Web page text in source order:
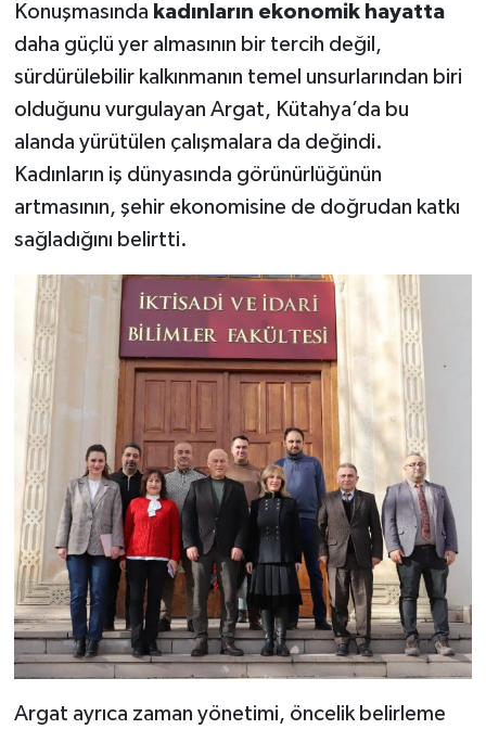
Konuşmasında kadınların ekonomik hayatta
daha güçlü yer almasının bir tercih değil,
sürdürülebilir kalkınmanın temel unsurlarından biri
olduğunu vurgulayan Argat, Kütahya’da bu
alanda yürütülen çalışmalara da değindi.
Kadınların iş dünyasında görünürlüğünün
artmasının, şehir ekonomisine de doğrudan katkı
sağladığını belirtti.
Argat ayrıca zaman yönetimi, öncelik belirleme